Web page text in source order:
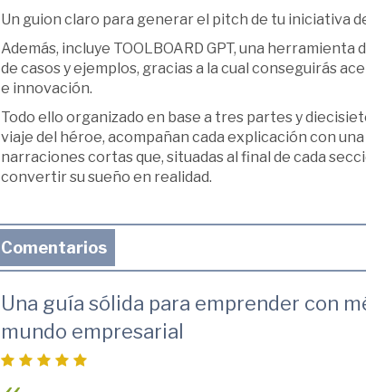
Un guion claro para generar el pitch de tu iniciativa
Además, incluye TOOLBOARD GPT, una
de casos y ejemplos, gracias a la cual conseguirás
e innovación.
Todo ello organizado en base a tres partes y
viaje del héroe, acompañan cada explicación con
narraciones cortas que, situadas al final de cada
convertir su sueño en realidad.
Comentarios
Una guía sólida para emprender con
mundo empresarial